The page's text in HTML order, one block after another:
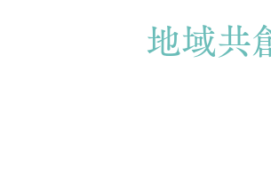
地域共